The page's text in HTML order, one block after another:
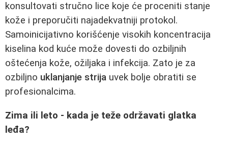
konsultovati stručno lice koje će proceniti stanje
kože i preporučiti najadekvatniji protokol.
Samoinicijativno korišćenje visokih koncentracija
kiselina kod kuće može dovesti do ozbiljnih
oštećenja kože, ožiljaka i infekcija. Zato je za
ozbiljno uklanjanje strija uvek bolje obratiti se
profesionalcima.
Zima ili leto - kada je teže održavati glatka
leđa?